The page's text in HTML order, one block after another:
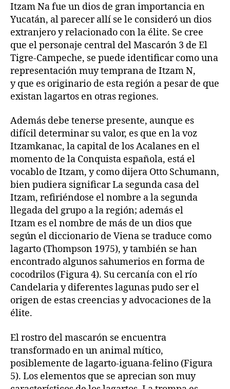
Itzam Na fue un dios de gran importancia en
Yucatán, al parecer allí se le consideró un dios
extranjero y relacionado con la élite. Se cree
que el personaje central del Mascarón 3 de El
Tigre-Campeche, se puede identificar como una
representación muy temprana de Itzam N,
y que es originario de esta región a pesar de que
existan lagartos en otras regiones.
Además debe tenerse presente, aunque es
difícil determinar su valor, es que en la voz
Itzamkanac, la capital de los Acalanes en el
momento de la Conquista española, está el
vocablo de Itzam, y como dijera Otto Schumann,
bien pudiera significar La segunda casa del
Itzam, refiriéndose el nombre a la segunda
llegada del grupo a la región; además el
Itzam es el nombre de más de un dios que
según el diccionario de Viena se traduce como
lagarto (Thompson 1975), y también se han
encontrado algunos sahumerios en forma de
cocodrilos (Figura 4). Su cercanía con el río
Candelaria y diferentes lagunas pudo ser el
origen de estas creencias y advocaciones de la
élite.
El rostro del mascarón se encuentra
transformado en un animal mítico,
posiblemente de lagarto-iguana-felino (Figura
5). Los elementos que se aprecian son muy